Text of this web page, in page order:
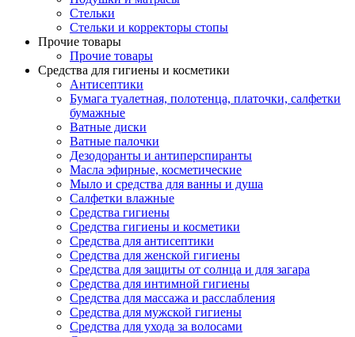
Стельки
Стельки и корректоры стопы
Прочие товары
Прочие товары
Средства для гигиены и косметики
Антисептики
Бумага туалетная, полотенца, платочки, салфетки
бумажные
Ватные диски
Ватные палочки
Дезодоранты и антиперспиранты
Масла эфирные, косметические
Мыло и средства для ванны и душа
Салфетки влажные
Средства гигиены
Средства гигиены и косметики
Средства для антисептики
Средства для женской гигиены
Средства для защиты от солнца и для загара
Средства для интимной гигиены
Средства для массажа и расслабления
Средства для мужской гигиены
Средства для ухода за волосами